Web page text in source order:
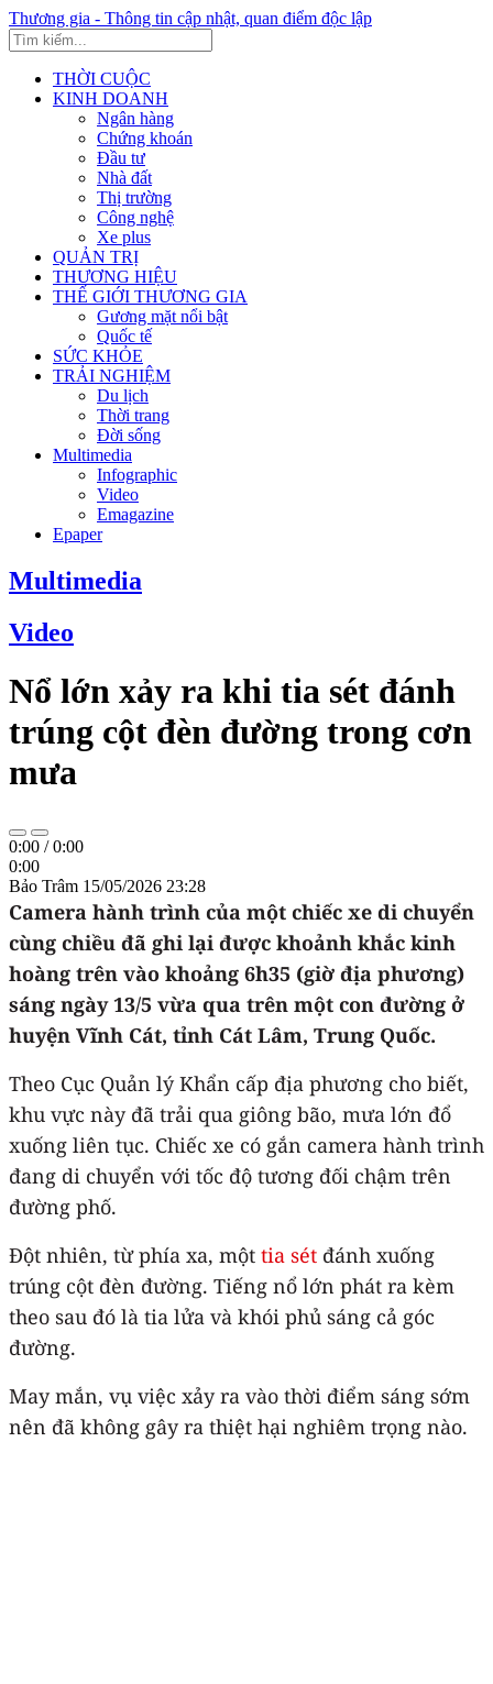
Thương gia - Thông tin cập nhật, quan điểm độc lập
THỜI CUỘC
KINH DOANH
Ngân hàng
Chứng khoán
Đầu tư
Nhà đất
Thị trường
Công nghệ
Xe plus
QUẢN TRỊ
THƯƠNG HIỆU
THẾ GIỚI THƯƠNG GIA
Gương mặt nổi bật
Quốc tế
SỨC KHỎE
TRẢI NGHIỆM
Du lịch
Thời trang
Đời sống
Multimedia
Infographic
Video
Emagazine
Epaper
Multimedia
Video
Nổ lớn xảy ra khi tia sét đánh
trúng cột đèn đường trong cơn
mưa
0:00 /0:00
0:00
Bảo Trâm 15/05/2026 23:28
Camera hành trình của một chiếc xe di chuyển
cùng chiều đã ghi lại được khoảnh khắc kinh
hoàng trên vào khoảng 6h35 (giờ địa phương)
sáng ngày 13/5 vừa qua trên một con đường ở
huyện Vĩnh Cát, tỉnh Cát Lâm, Trung Quốc.
Theo Cục Quản lý Khẩn cấp địa phương cho biết,
khu vực này đã trải qua giông bão, mưa lớn đổ
xuống liên tục. Chiếc xe có gắn camera hành trình
đang di chuyển với tốc độ tương đối chậm trên
đường phố.
Đột nhiên, từ phía xa, một tia sét đánh xuống
trúng cột đèn đường. Tiếng nổ lớn phát ra kèm
theo sau đó là tia lửa và khói phủ sáng cả góc
đường.
May mắn, vụ việc xảy ra vào thời điểm sáng sớm
nên đã không gây ra thiệt hại nghiêm trọng nào.